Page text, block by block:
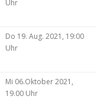
Uhr
Do 19. Aug. 2021, 19:00
Uhr
Mi 06.Oktober 2021,
19.00 Uhr